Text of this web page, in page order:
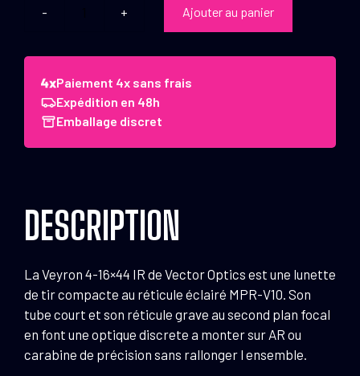
quantité
Vector
Optics
Lunette
Veyron
MPR-
V10
Ajouter au panier
Paiement 4x sans frais
Expédition en 48h
Emballage discret
DESCRIPTION
La Veyron 4-16×44 IR de Vector Optics est une lunette
de tir compacte au réticule éclairé MPR-V10. Son
tube court et son réticule grave au second plan focal
en font une optique discrete a monter sur AR ou
carabine de précision sans rallonger l ensemble.